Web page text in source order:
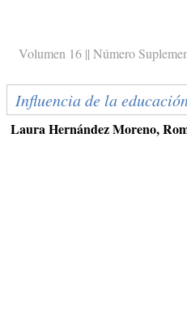
Volumen 16 || Número
Influencia de la
Laura Hernández Moreno,